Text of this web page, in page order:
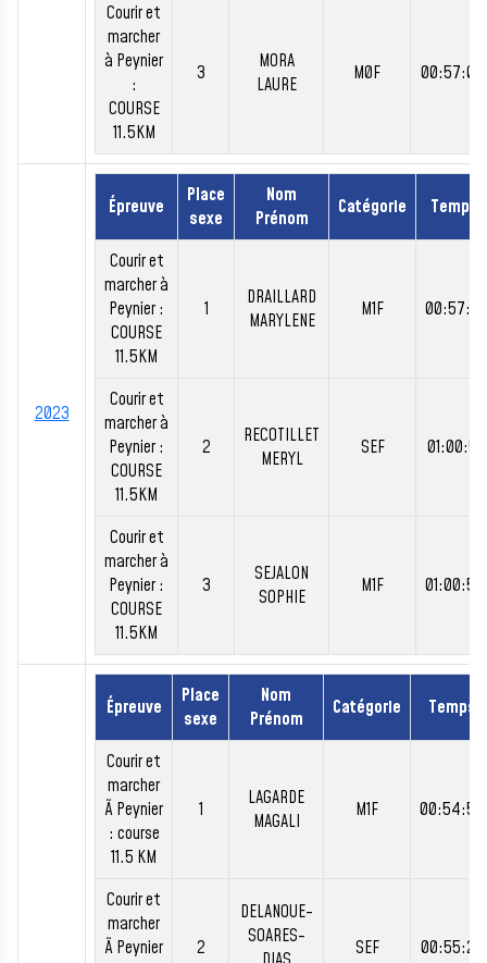
Courir et
marcher
à Peynier
:
COURSE
11.5KM
3
MORA
LAURE
M0F 00:57:00
2023
Épreuve
Place
sexe
Nom
Prénom
Catégorie Temps
Courir et
marcher à
Peynier :
COURSE
11.5KM
1
DRAILLARD
MARYLENE
M1F 00:57:15
Courir et
marcher à
Peynier :
COURSE
11.5KM
2
RECOTILLET
MERYL
SEF 01:00:51
Courir et
marcher à
Peynier :
COURSE
11.5KM
3
SEJALON
SOPHIE
M1F 01:00:53
Épreuve
Place
sexe
Nom
Prénom
Catégorie Temps
Courir et
marcher
Ã Peynier
: course
11.5 KM
1
LAGARDE
MAGALI
M1F 00:54:55
Courir et
marcher
Ã Peynier
2
DELANOUE-
SOARES-
SEF 00:55:27